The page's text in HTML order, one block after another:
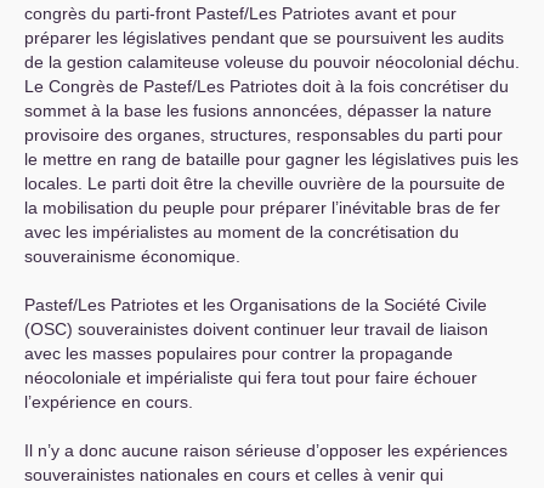
congrès du parti-front Pastef/Les Patriotes avant et pour
préparer les législatives pendant que se poursuivent les audits
de la gestion calamiteuse voleuse du pouvoir néocolonial déchu.
Le Congrès de Pastef/Les Patriotes doit à la fois concrétiser du
sommet à la base les fusions annoncées, dépasser la nature
provisoire des organes, structures, responsables du parti pour
le mettre en rang de bataille pour gagner les législatives puis les
locales. Le parti doit être la cheville ouvrière de la poursuite de
la mobilisation du peuple pour préparer l’inévitable bras de fer
avec les impérialistes au moment de la concrétisation du
souverainisme économique.
Pastef/Les Patriotes et les Organisations de la Société Civile
(OSC) souverainistes doivent continuer leur travail de liaison
avec les masses populaires pour contrer la propagande
néocoloniale et impérialiste qui fera tout pour faire échouer
l’expérience en cours.
Il n’y a donc aucune raison sérieuse d’opposer les expériences
souverainistes nationales en cours et celles à venir qui